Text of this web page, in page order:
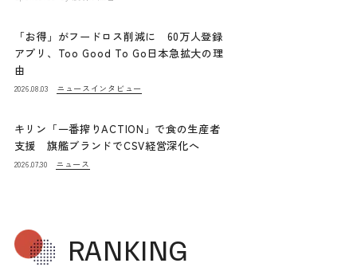
「お得」がフードロス削減に 60万人登録
アプリ、Too Good To Go日本急拡大の理
由
2026.08.03 ニュース インタビュー
キリン「一番搾りACTION」で食の生産者
支援 旗艦ブランドでCSV経営深化へ
2026.07.30 ニュース
RANKING